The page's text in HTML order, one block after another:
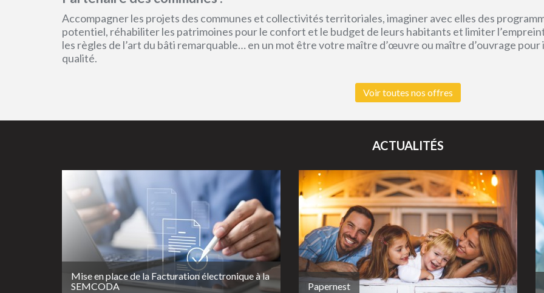
Accompagner les projets des communes et collectivités territoriales, imaginer avec elles des
potentiel, réhabiliter les patrimoines pour le confort et le budget de leurs habitants et limiter
les règles de l’art du bâti remarquable… en un mot être votre maître d’œuvre ou maître d’ouvrage
qualité.
Voir toutes nos offres
ACTUALITÉS
Mise en place de la Facturation électronique à la
SEMCODA
Papernest